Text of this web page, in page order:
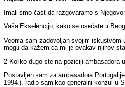
Imali smo čast da razgovaramo s
Vaša Ekselencijo, kako se osećate u
Veoma sam zadovoljan svojim iskustvom
mogu da kažem da mi je ovakav njihov
2 Koliko dugo ste na poziciji ambasadora
Postavljen sam za ambasadora Portugalije
1994.), radio sam kao generalni konzul u